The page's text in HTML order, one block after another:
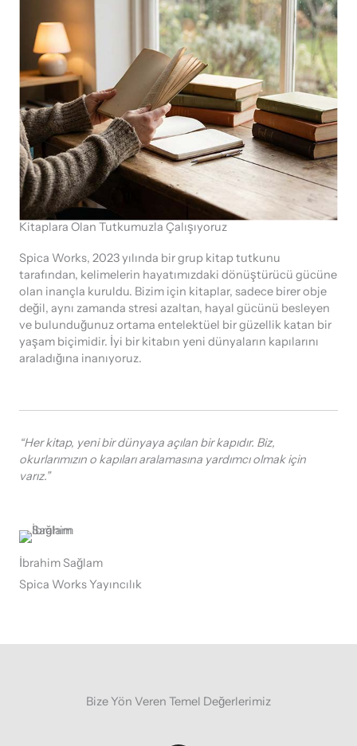
Kitaplara Olan Tutkumuzla Çalışıyoruz
Spica Works, 2023 yılında bir grup kitap tutkunu
tarafından, kelimelerin hayatımızdaki dönüştürücü gücüne
olan inançla kuruldu. Bizim için kitaplar, sadece birer obje
değil, aynı zamanda stresi azaltan, hayal gücünü besleyen
ve bulunduğunuz ortama entelektüel bir güzellik katan bir
yaşam biçimidir. İyi bir kitabın yeni dünyaların kapılarını
araladığına inanıyoruz.
“Her kitap, yeni bir dünyaya açılan bir kapıdır. Biz,
okurlarımızın o kapıları aralamasına yardımcı olmak için
varız.”
İbrahim Sağlam
Spica Works Yayıncılık
Bize Yön Veren Temel Değerlerimiz